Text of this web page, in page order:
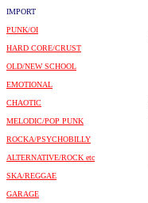
IMPORT
PUNK/OI
HARD CORE/CRUST
OLD/NEW SCHOOL
EMOTIONAL
CHAOTIC
MELODIC/POP PUNK
ROCKA/PSYCHOBILLY
ALTERNATIVE/ROCK etc
SKA/REGGAE
GARAGE